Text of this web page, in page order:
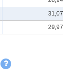
31,071
29,977